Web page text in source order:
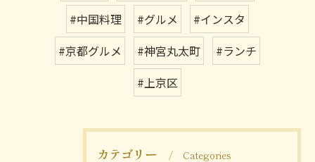
#中国料理
#グルメ
#インスタ
#京都グルメ
#神宮丸太町
#ランチ
#上京区
カテゴリー Categories